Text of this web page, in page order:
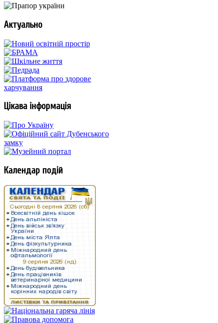
Актуально
Цікава інформація
Календар подій